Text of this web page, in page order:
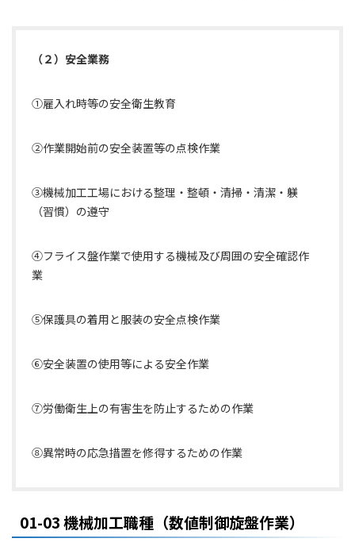
（２）安全業務
①雇入れ時等の安全衛生教育
②作業開始前の安全装置等の点検作業
③機械加工工場における整理・整頓・清掃・清潔・躾
（習慣）の遵守
④フライス盤作業で使用する機械及び周囲の安全確認作
業
⑤保護具の着用と服装の安全点検作業
⑥安全装置の使用等による安全作業
⑦労働衛生上の有害生を防止するための作業
⑧異常時の応急措置を修得するための作業
01-03 機械加工職種（数値制御旋盤作業）